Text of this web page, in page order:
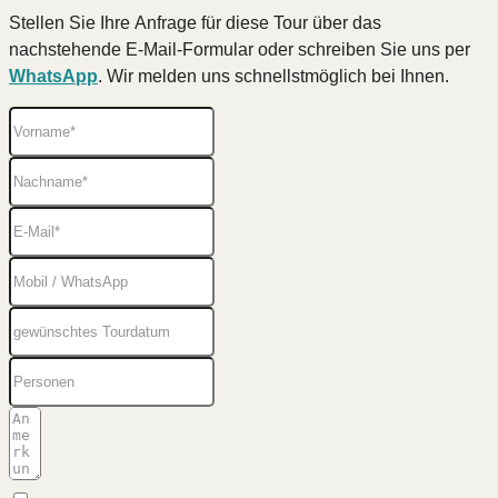
Stellen Sie Ihre Anfrage für diese Tour über das
nachstehende E-Mail-Formular oder schreiben Sie uns per
WhatsApp. Wir melden uns schnellstmöglich bei Ihnen.